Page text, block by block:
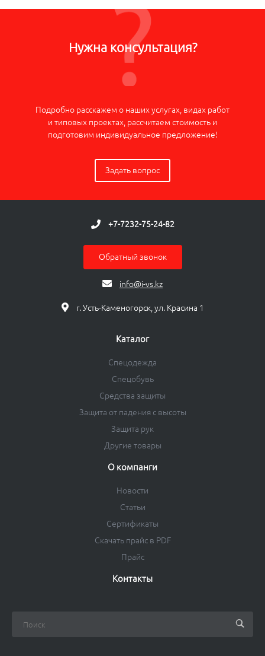
Нужна консультация?
Подробно расскажем о наших услугах, видах работ
и типовых проектах, рассчитаем стоимость и
подготовим индивидуальное предложение!
Задать вопрос
+7-7232-75-24-82
Обратный звонок
info@i-vs.kz
г. Усть-Каменогорск, ул. Красина 1
Каталог
Спецодежда
Спецобувь
Средства защиты
Защита от падения с высоты
Защита рук
Другие товары
О компанги
Новости
Статьи
Сертификаты
Скачать прайс в PDF
Прайс
Контакты